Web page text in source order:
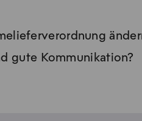
gute Kommunikation?